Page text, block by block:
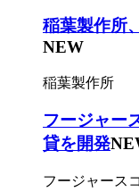
稲葉製作所
NEW
稲葉製作所
フージャー
貸を開発
フージャース